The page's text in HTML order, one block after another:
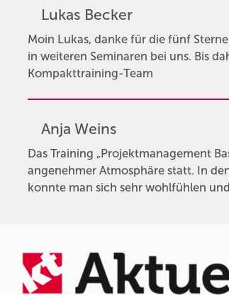
Lukas Becker
Moin Lukas, danke für die fünf
in weiteren Seminaren bei uns. Bis
Kompakttraining-Team
Anja Weins
Das Training „Projektmanagement
angenehmer Atmosphäre statt. In
konnte man sich sehr wohlfühlen